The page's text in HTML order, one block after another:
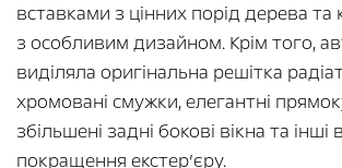
вставками з цінних порід дерева та
з особливим дизайном. Крім того,
виділяла оригінальна решітка
хромовані смужки, елегантні
збільшені задні бокові вікна та інші
покращення екстер’єру.